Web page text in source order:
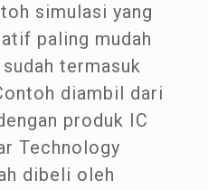
simulasi yang
paling mudah
termasuk
diambil dari
produk IC
Technology
dibeli oleh